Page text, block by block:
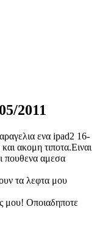
2011
ενα ipad2 16-
ακομη τιποτα.Ειναι
πουθενα αμεσα
τα λεφτα μου
μου! Οποιαδηποτε